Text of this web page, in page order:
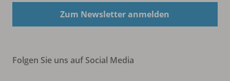
Zum Newsletter anmelden
Folgen Sie uns auf Social Media